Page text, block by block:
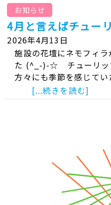
お知らせ
4月と言えばチュー
2026年4月13日
施設の花壇にネモフィ
た (^_-)-☆ チューリッ
方々にも季節を感じ
[...続きを読む]